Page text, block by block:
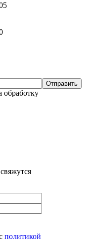
обработку
политикой